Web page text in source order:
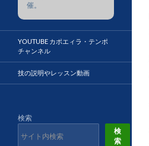
催。
YOUTUBE カポエィラ・テンポ
チャンネル
技の説明やレッスン動画
検索
検
索